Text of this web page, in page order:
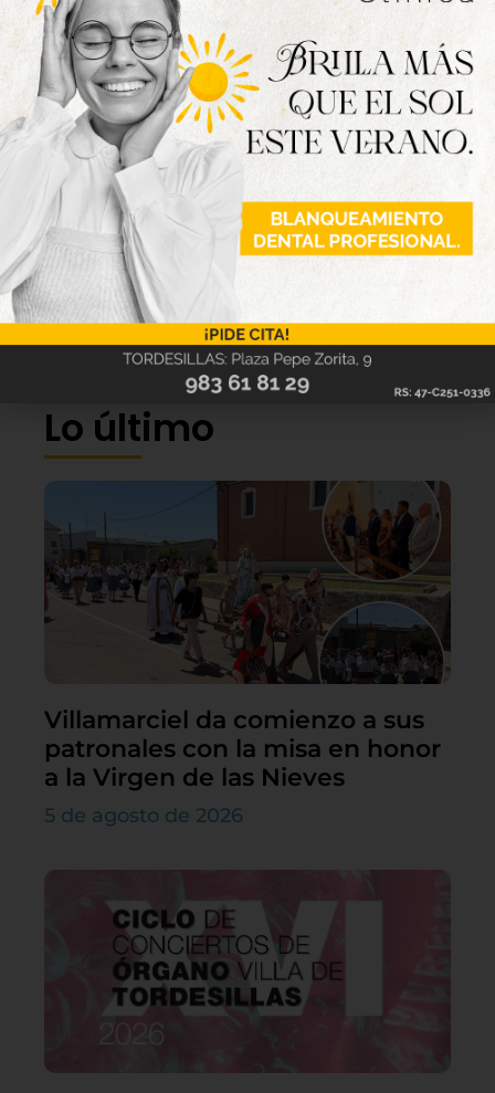
Lo último
Villamarciel da comienzo a sus
patronales con la misa en honor
a la Virgen de las Nieves
5 de agosto de 2026